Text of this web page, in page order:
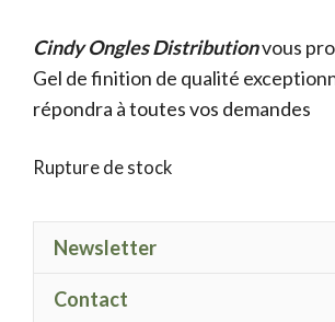
Cindy Ongles Distributionvous
Gel de finition de qualité
répondra à toutes vos demandes
Rupture de stock
Newsletter
Contact